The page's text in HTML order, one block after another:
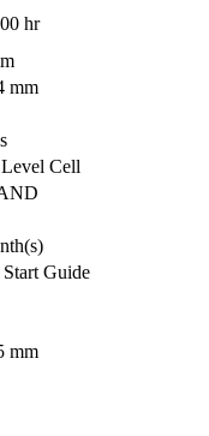
hr
mm
Cell
Guide
mm